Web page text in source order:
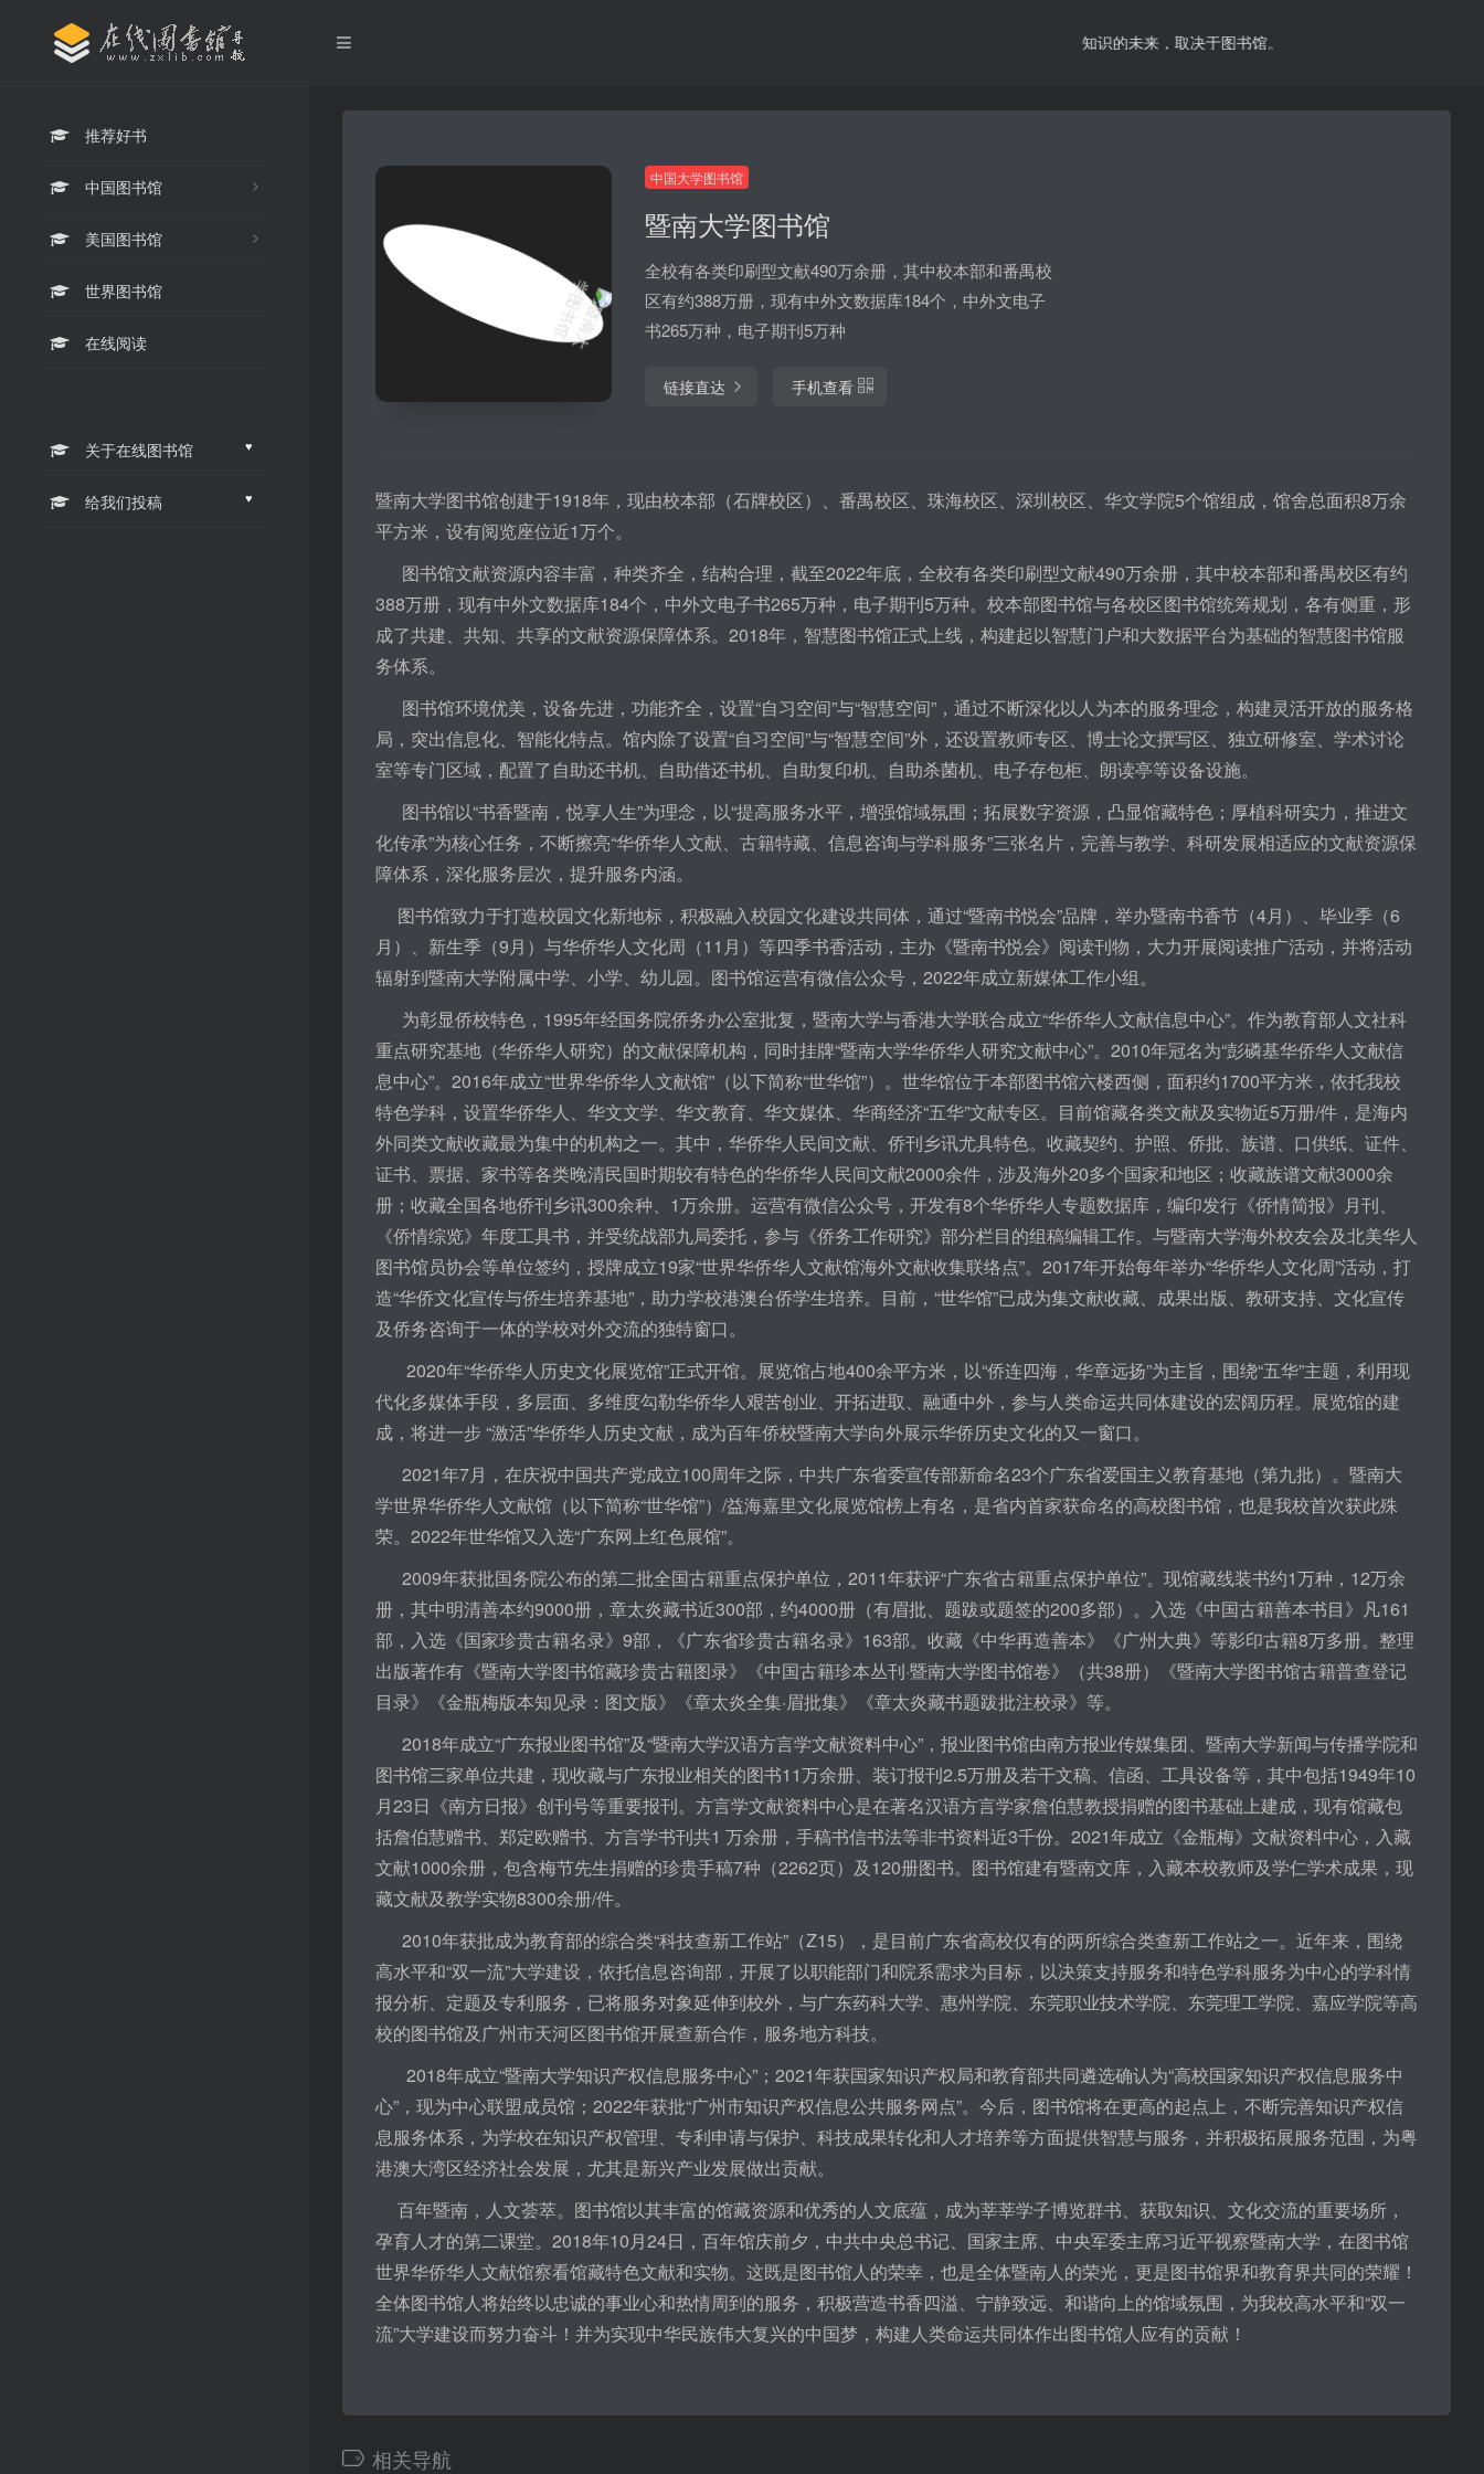
推荐好书
中国图书馆
美国图书馆
世界图书馆
在线阅读
关于在线图书馆 ♥
给我们投稿 ♥
知识的未来，取决于图书馆。
中国大学图书馆
暨南大学图书馆
全校有各类印刷型文献490万余册，其中校本部和番禺校
区有约388万册，现有中外文数据库184个，中外文电子
书265万种，电子期刊5万种
链接直达 手机查看
暨南大学图书馆创建于1918年，现由校本部（石牌校区）、番禺校区、珠海校区、深圳校区、华文学院5个馆组成，馆舍总面积8万余
平方米，设有阅览座位近1万个。
图书馆文献资源内容丰富，种类齐全，结构合理，截至2022年底，全校有各类印刷型文献490万余册，其中校本部和番禺校区有约
388万册，现有中外文数据库184个，中外文电子书265万种，电子期刊5万种。校本部图书馆与各校区图书馆统筹规划，各有侧重，形
成了共建、共知、共享的文献资源保障体系。2018年，智慧图书馆正式上线，构建起以智慧门户和大数据平台为基础的智慧图书馆服
务体系。
图书馆环境优美，设备先进，功能齐全，设置“自习空间”与“智慧空间”，通过不断深化以人为本的服务理念，构建灵活开放的服务格
局，突出信息化、智能化特点。馆内除了设置“自习空间”与“智慧空间”外，还设置教师专区、博士论文撰写区、独立研修室、学术讨论
室等专门区域，配置了自助还书机、自助借还书机、自助复印机、自助杀菌机、电子存包柜、朗读亭等设备设施。
图书馆以“书香暨南，悦享人生”为理念，以“提高服务水平，增强馆域氛围；拓展数字资源，凸显馆藏特色；厚植科研实力，推进文
化传承”为核心任务，不断擦亮“华侨华人文献、古籍特藏、信息咨询与学科服务”三张名片，完善与教学、科研发展相适应的文献资源保
障体系，深化服务层次，提升服务内涵。
图书馆致力于打造校园文化新地标，积极融入校园文化建设共同体，通过“暨南书悦会”品牌，举办暨南书香节（4月）、毕业季（6
月）、新生季（9月）与华侨华人文化周（11月）等四季书香活动，主办《暨南书悦会》阅读刊物，大力开展阅读推广活动，并将活动
辐射到暨南大学附属中学、小学、幼儿园。图书馆运营有微信公众号，2022年成立新媒体工作小组。
为彰显侨校特色，1995年经国务院侨务办公室批复，暨南大学与香港大学联合成立“华侨华人文献信息中心”。作为教育部人文社科
重点研究基地（华侨华人研究）的文献保障机构，同时挂牌“暨南大学华侨华人研究文献中心”。2010年冠名为“彭磷基华侨华人文献信
息中心”。2016年成立“世界华侨华人文献馆”（以下简称“世华馆”）。世华馆位于本部图书馆六楼西侧，面积约1700平方米，依托我校
特色学科，设置华侨华人、华文文学、华文教育、华文媒体、华商经济“五华”文献专区。目前馆藏各类文献及实物近5万册/件，是海内
外同类文献收藏最为集中的机构之一。其中，华侨华人民间文献、侨刊乡讯尤具特色。收藏契约、护照、侨批、族谱、口供纸、证件、
证书、票据、家书等各类晚清民国时期较有特色的华侨华人民间文献2000余件，涉及海外20多个国家和地区；收藏族谱文献3000余
册；收藏全国各地侨刊乡讯300余种、1万余册。运营有微信公众号，开发有8个华侨华人专题数据库，编印发行《侨情简报》月刊、
《侨情综览》年度工具书，并受统战部九局委托，参与《侨务工作研究》部分栏目的组稿编辑工作。与暨南大学海外校友会及北美华人
图书馆员协会等单位签约，授牌成立19家“世界华侨华人文献馆海外文献收集联络点”。2017年开始每年举办“华侨华人文化周”活动，打
造“华侨文化宣传与侨生培养基地”，助力学校港澳台侨学生培养。目前，“世华馆”已成为集文献收藏、成果出版、教研支持、文化宣传
及侨务咨询于一体的学校对外交流的独特窗口。
2020年“华侨华人历史文化展览馆”正式开馆。展览馆占地400余平方米，以“侨连四海，华章远扬”为主旨，围绕“五华”主题，利用现
代化多媒体手段，多层面、多维度勾勒华侨华人艰苦创业、开拓进取、融通中外，参与人类命运共同体建设的宏阔历程。展览馆的建
成，将进一步 “激活”华侨华人历史文献，成为百年侨校暨南大学向外展示华侨历史文化的又一窗口。
2021年7月，在庆祝中国共产党成立100周年之际，中共广东省委宣传部新命名23个广东省爱国主义教育基地（第九批）。暨南大
学世界华侨华人文献馆（以下简称“世华馆”）/益海嘉里文化展览馆榜上有名，是省内首家获命名的高校图书馆，也是我校首次获此殊
荣。2022年世华馆又入选“广东网上红色展馆”。
2009年获批国务院公布的第二批全国古籍重点保护单位，2011年获评“广东省古籍重点保护单位”。现馆藏线装书约1万种，12万余
册，其中明清善本约9000册，章太炎藏书近300部，约4000册（有眉批、题跋或题签的200多部）。入选《中国古籍善本书目》凡161
部，入选《国家珍贵古籍名录》9部，《广东省珍贵古籍名录》163部。收藏《中华再造善本》《广州大典》等影印古籍8万多册。整理
出版著作有《暨南大学图书馆藏珍贵古籍图录》《中国古籍珍本丛刊·暨南大学图书馆卷》（共38册）《暨南大学图书馆古籍普查登记
目录》《金瓶梅版本知见录：图文版》《章太炎全集·眉批集》《章太炎藏书题跋批注校录》等。
2018年成立“广东报业图书馆”及“暨南大学汉语方言学文献资料中心”，报业图书馆由南方报业传媒集团、暨南大学新闻与传播学院和
图书馆三家单位共建，现收藏与广东报业相关的图书11万余册、装订报刊2.5万册及若干文稿、信函、工具设备等，其中包括1949年10
月23日《南方日报》创刊号等重要报刊。方言学文献资料中心是在著名汉语方言学家詹伯慧教授捐赠的图书基础上建成，现有馆藏包
括詹伯慧赠书、郑定欧赠书、方言学书刊共1 万余册，手稿书信书法等非书资料近3千份。2021年成立《金瓶梅》文献资料中心，入藏
文献1000余册，包含梅节先生捐赠的珍贵手稿7种（2262页）及120册图书。图书馆建有暨南文库，入藏本校教师及学仁学术成果，现
藏文献及教学实物8300余册/件。
2010年获批成为教育部的综合类“科技查新工作站”（Z15），是目前广东省高校仅有的两所综合类查新工作站之一。近年来，围绕
高水平和“双一流”大学建设，依托信息咨询部，开展了以职能部门和院系需求为目标，以决策支持服务和特色学科服务为中心的学科情
报分析、定题及专利服务，已将服务对象延伸到校外，与广东药科大学、惠州学院、东莞职业技术学院、东莞理工学院、嘉应学院等高
校的图书馆及广州市天河区图书馆开展查新合作，服务地方科技。
2018年成立“暨南大学知识产权信息服务中心”；2021年获国家知识产权局和教育部共同遴选确认为“高校国家知识产权信息服务中
心”，现为中心联盟成员馆；2022年获批“广州市知识产权信息公共服务网点”。今后，图书馆将在更高的起点上，不断完善知识产权信
息服务体系，为学校在知识产权管理、专利申请与保护、科技成果转化和人才培养等方面提供智慧与服务，并积极拓展服务范围，为粤
港澳大湾区经济社会发展，尤其是新兴产业发展做出贡献。
百年暨南，人文荟萃。图书馆以其丰富的馆藏资源和优秀的人文底蕴，成为莘莘学子博览群书、获取知识、文化交流的重要场所，
孕育人才的第二课堂。2018年10月24日，百年馆庆前夕，中共中央总书记、国家主席、中央军委主席习近平视察暨南大学，在图书馆
世界华侨华人文献馆察看馆藏特色文献和实物。这既是图书馆人的荣幸，也是全体暨南人的荣光，更是图书馆界和教育界共同的荣耀！
全体图书馆人将始终以忠诚的事业心和热情周到的服务，积极营造书香四溢、宁静致远、和谐向上的馆域氛围，为我校高水平和“双一
流”大学建设而努力奋斗！并为实现中华民族伟大复兴的中国梦，构建人类命运共同体作出图书馆人应有的贡献！
相关导航